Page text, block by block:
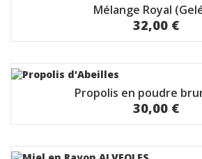
Mélange Royal
32,00 €
Propolis en poudre
30,00 €